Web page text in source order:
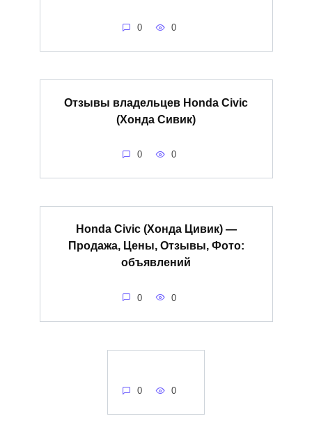
0 0
Отзывы владельцев Honda Civic
(Хонда Сивик)
0 0
Honda Civic (Хонда Цивик) —
Продажа, Цены, Отзывы, Фото:
объявлений
0 0
0 0